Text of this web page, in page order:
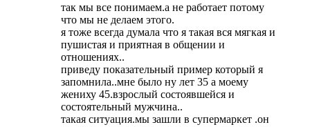
так мы все понимаем.а не работает потому
что мы не делаем этого.
я тоже всегда думала что я такая вся мягкая и
пушистая и приятная в общении и
отношениях..
приведу показательный пример который я
запомнила..мне было ну лет 35 а моему
жениху 45.взрослый состоявшейся и
состоятельный мужчина..
такая ситуация.мы зашли в супермаркет .он